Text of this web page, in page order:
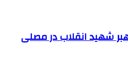
شهید انقلاب در مصلی